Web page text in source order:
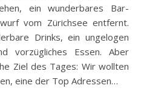
ein wunderbares Bar-
vom Zürichsee entfernt.
Drinks, ein ungelogen
vorzügliches Essen. Aber
Ziel des Tages: Wir wollten
eine der Top Adressen…